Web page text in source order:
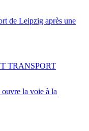
de Leipzig après une
la voie à la
TRANSPORT